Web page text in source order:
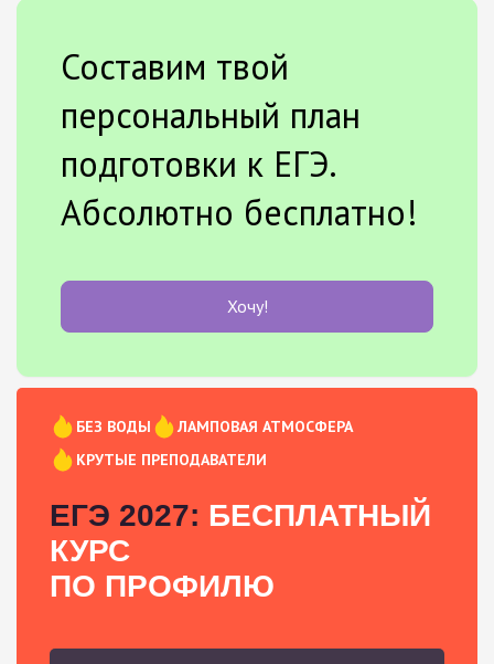
Составим твой
персональный план
подготовки к ЕГЭ.
Абсолютно бесплатно!
Хочу!
БЕЗ ВОДЫ
ЛАМПОВАЯ АТМОСФЕРА
КРУТЫЕ ПРЕПОДАВАТЕЛИ
ЕГЭ 2027: БЕСПЛАТНЫЙ
КУРС
ПО ПРОФИЛЮ